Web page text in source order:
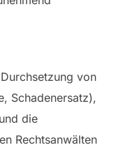
von
Schadenersatz),
die
Rechtsanwälten